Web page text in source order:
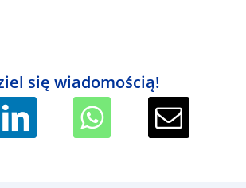
się wiadomością!